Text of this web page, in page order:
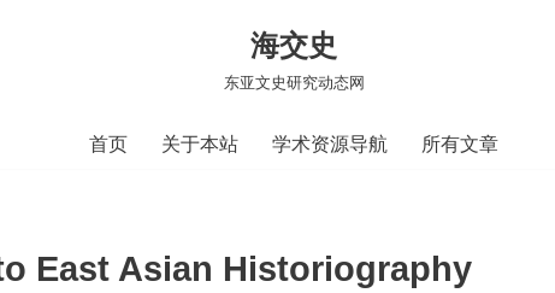
海交史
东亚文史研究动态网
首页 关于本站 学术资源导航 所有文章
East Asian Historiography